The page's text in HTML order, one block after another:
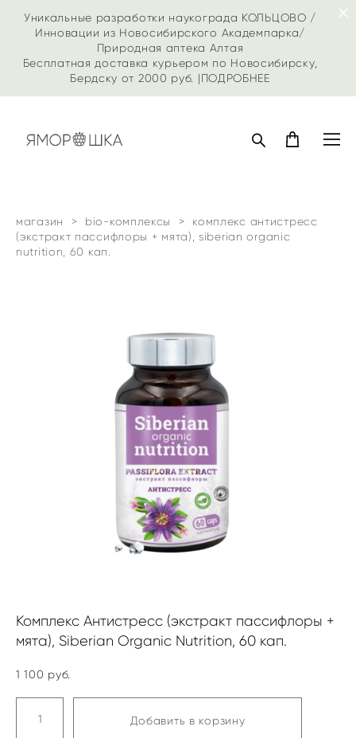
Уникальные разработки наукограда КОЛЬЦОВО /
Инновации из Новосибирского Академпарка/
Природная аптека Алтая
Бесплатная доставка курьером по Новосибирску,
Бердску от 2000 руб. |ПОДРОБНЕЕ
магазин > bio-комплексы >
комплекс антистресс
(экстракт пассифлоры + мята), siberian organic
nutrition, 60 кап.
Комплекс Антистресс (экстракт пассифлоры +
мята), Siberian Organic Nutrition, 60 кап.
1 100 pуб.
Добавить в корзину